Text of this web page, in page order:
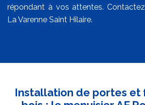
répondant à vos attentes.
La Varenne Saint Hilaire.
Installation de portes et